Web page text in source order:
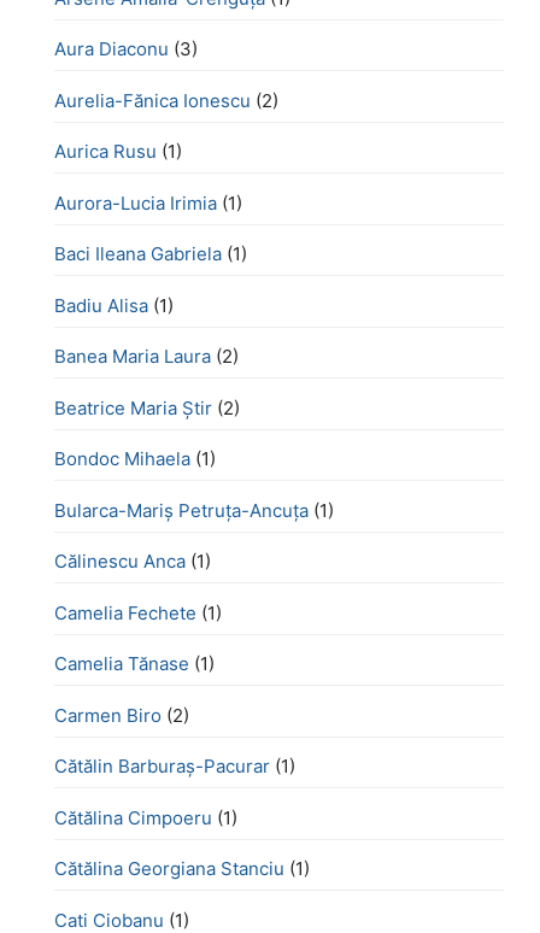
Aura Diaconu (3)
Aurelia-Fănica Ionescu (2)
Aurica Rusu (1)
Aurora-Lucia Irimia (1)
Baci Ileana Gabriela (1)
Badiu Alisa (1)
Banea Maria Laura (2)
Beatrice Maria Știr (2)
Bondoc Mihaela (1)
Bularca-Mariș Petruța-Ancuța (1)
Călinescu Anca (1)
Camelia Fechete (1)
Camelia Tănase (1)
Carmen Biro (2)
Cătălin Barburaș-Pacurar (1)
Cătălina Cimpoeru (1)
Cătălina Georgiana Stanciu (1)
Cati Ciobanu (1)